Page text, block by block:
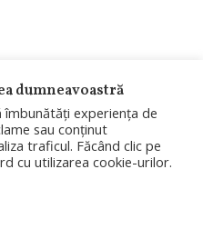
dumneavoastră
experiența de
sau conținut
traficul. Făcând clic pe
cu utilizarea cookie-urilor.